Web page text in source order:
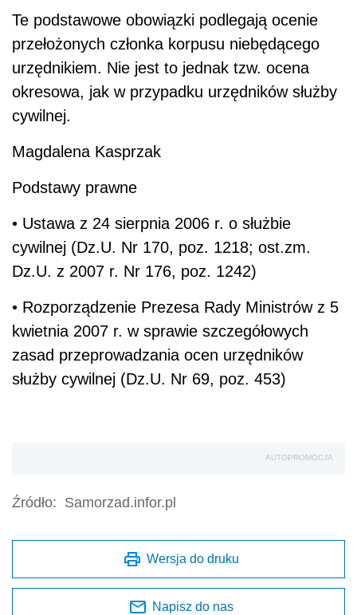
Te podstawowe obowiązki podlegają ocenie
przełożonych członka korpusu niebędącego
urzędnikiem. Nie jest to jednak tzw. ocena
okresowa, jak w przypadku urzędników służby
cywilnej.
Magdalena Kasprzak
Podstawy prawne
• Ustawa z 24 sierpnia 2006 r. o służbie
cywilnej (Dz.U. Nr 170, poz. 1218; ost.zm.
Dz.U. z 2007 r. Nr 176, poz. 1242)
• Rozporządzenie Prezesa Rady Ministrów z 5
kwietnia 2007 r. w sprawie szczegółowych
zasad przeprowadzania ocen urzędników
służby cywilnej (Dz.U. Nr 69, poz. 453)
AUTOPROMOCJA
Źródło: Samorzad.infor.pl
Wersja do druku
Napisz do nas